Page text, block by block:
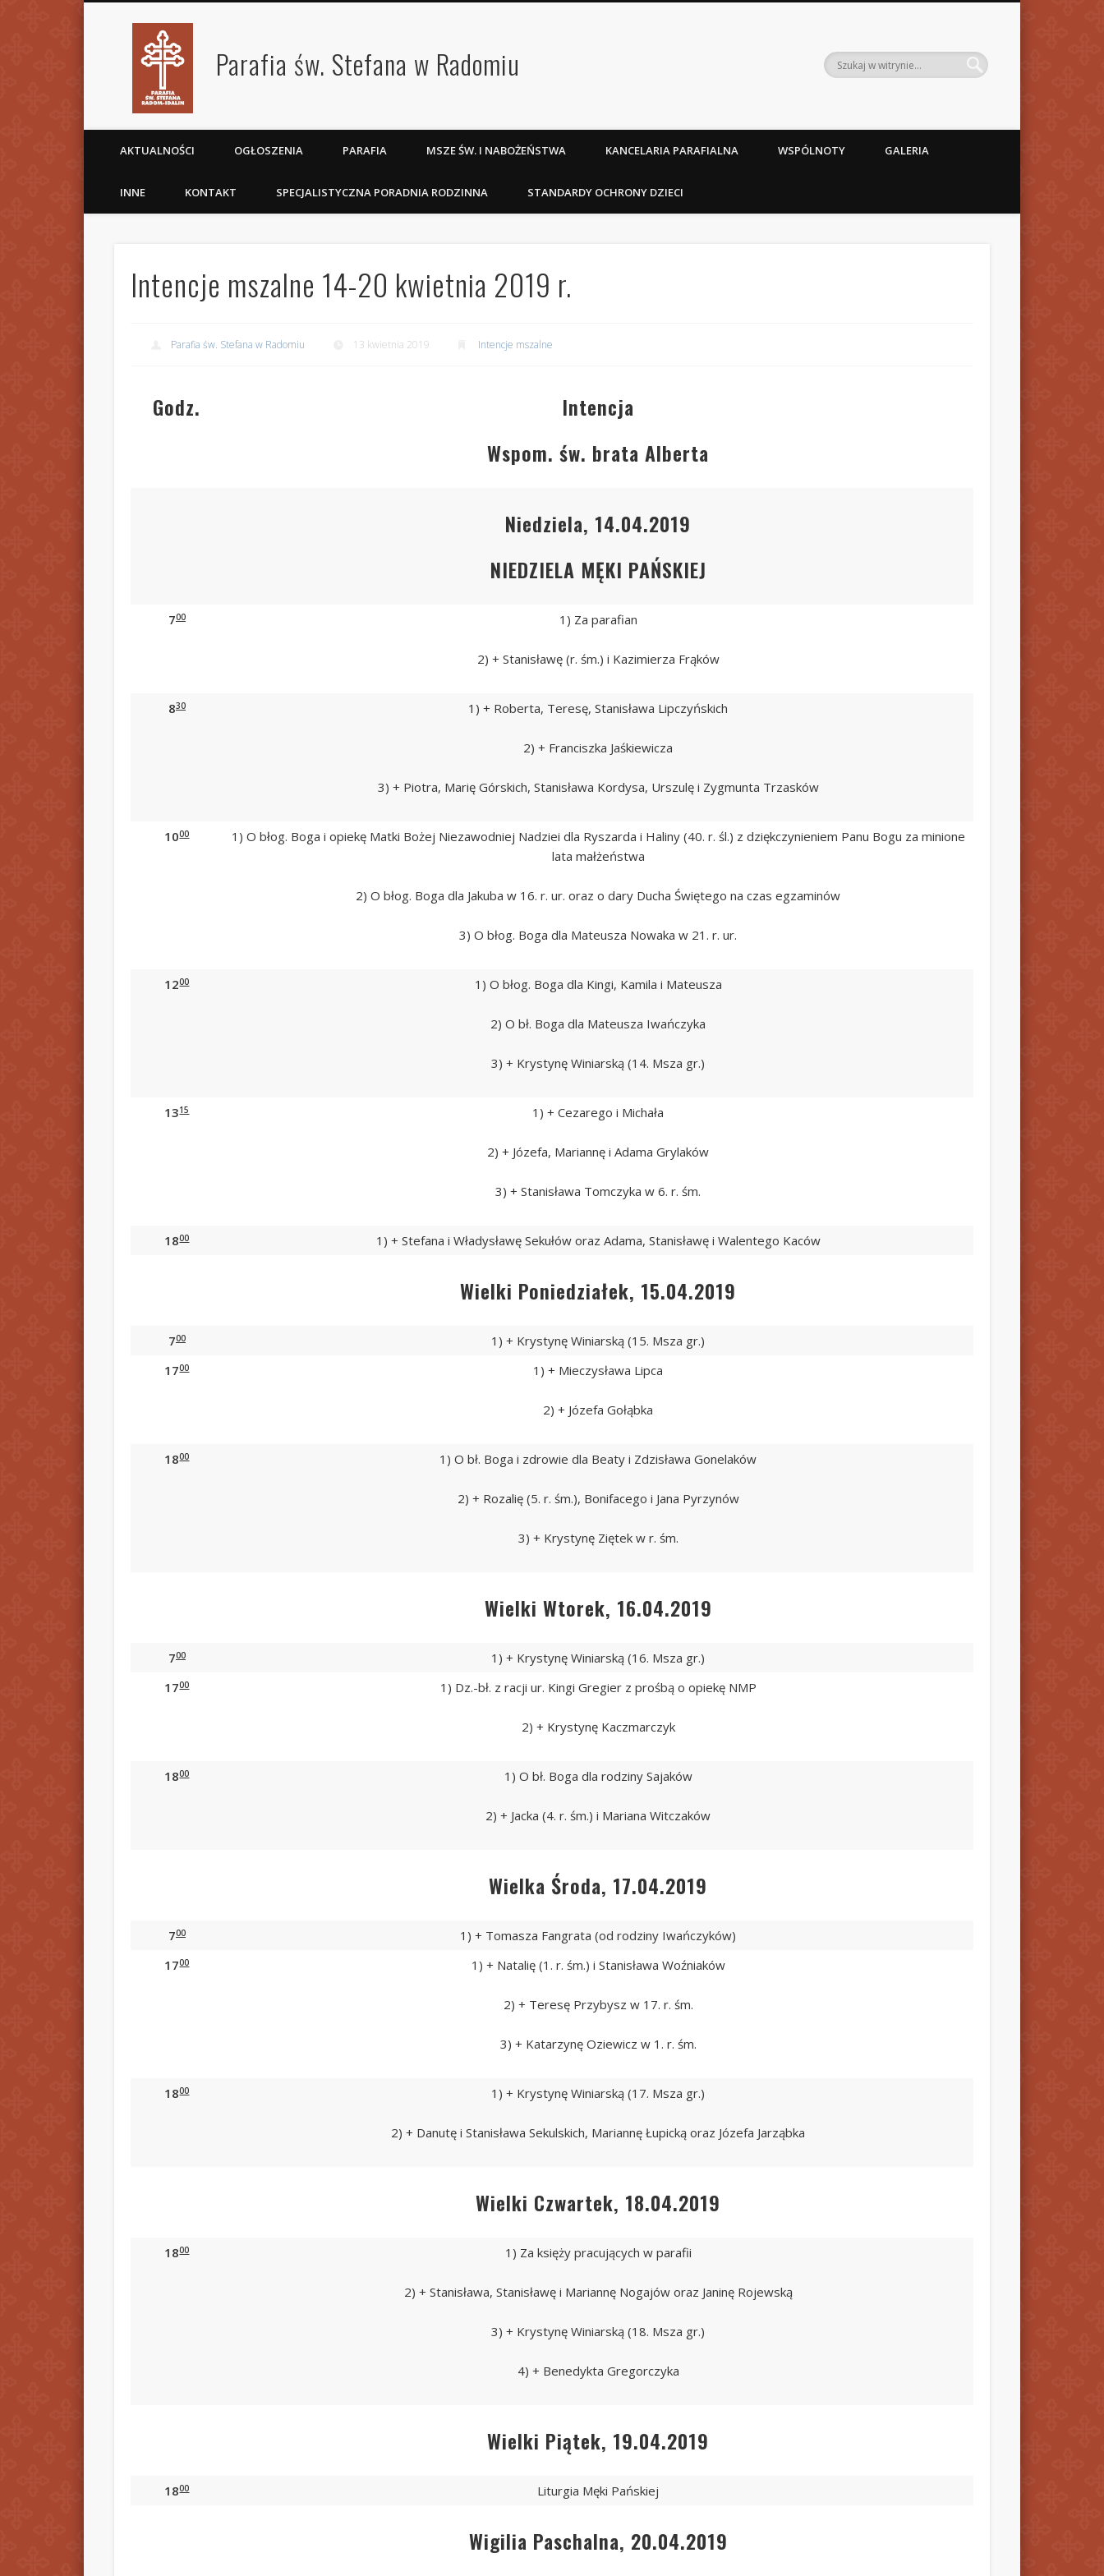
Parafia św. Stefana w Radomiu
AKTUALNOŚCI OGŁOSZENIA PARAFIA MSZE ŚW. I NABOŻEŃSTWA KANCELARIA PARAFIALNA WSPÓLNOTY GALERIA
INNE KONTAKT SPECJALISTYCZNA PORADNIA RODZINNA STANDARDY OCHRONY DZIECI
Intencje mszalne 14-20 kwietnia 2019 r.
Parafia św. Stefana w Radomiu 13 kwietnia 2019 Intencje mszalne
Godz.
Intencja
Wspom. św. brata Alberta
Niedziela, 14.04.2019
NIEDZIELA MĘKI PAŃSKIEJ
700 1) Za parafian
2) + Stanisławę (r. śm.) i Kazimierza Frąków
830 1) + Roberta, Teresę, Stanisława Lipczyńskich
2) + Franciszka Jaśkiewicza
3) + Piotra, Marię Górskich, Stanisława Kordysa, Urszulę i Zygmunta Trzasków
1000
1) O błog. Boga i opiekę Matki Bożej Niezawodniej Nadziei dla Ryszarda i Haliny (40. r. śl.) z dziękczynieniem Panu Bogu za minione
lata małżeństwa
2) O błog. Boga dla Jakuba w 16. r. ur. oraz o dary Ducha Świętego na czas egzaminów
3) O błog. Boga dla Mateusza Nowaka w 21. r. ur.
1200 1) O błog. Boga dla Kingi, Kamila i Mateusza
2) O bł. Boga dla Mateusza Iwańczyka
3) + Krystynę Winiarską (14. Msza gr.)
1315 1) + Cezarego i Michała
2) + Józefa, Mariannę i Adama Grylaków
3) + Stanisława Tomczyka w 6. r. śm.
1800 1) + Stefana i Władysławę Sekułów oraz Adama, Stanisławę i Walentego Kaców
Wielki Poniedziałek, 15.04.2019
700
1) + Krystynę Winiarską (15. Msza gr.)
1700 1) + Mieczysława Lipca
2) + Józefa Gołąbka
1800 1) O bł. Boga i zdrowie dla Beaty i Zdzisława Gonelaków
2) + Rozalię (5. r. śm.), Bonifacego i Jana Pyrzynów
3) + Krystynę Ziętek w r. śm.
Wielki Wtorek, 16.04.2019
700
1) + Krystynę Winiarską (16. Msza gr.)
1700 1) Dz.-bł. z racji ur. Kingi Gregier z prośbą o opiekę NMP
2) + Krystynę Kaczmarczyk
1800 1) O bł. Boga dla rodziny Sajaków
2) + Jacka (4. r. śm.) i Mariana Witczaków
Wielka Środa, 17.04.2019
700
1) + Tomasza Fangrata (od rodziny Iwańczyków)
1700 1) + Natalię (1. r. śm.) i Stanisława Woźniaków
2) + Teresę Przybysz w 17. r. śm.
3) + Katarzynę Oziewicz w 1. r. śm.
1800 1) + Krystynę Winiarską (17. Msza gr.)
2) + Danutę i Stanisława Sekulskich, Mariannę Łupicką oraz Józefa Jarząbka
Wielki Czwartek, 18.04.2019
1800 1) Za księży pracujących w parafii
2) + Stanisława, Stanisławę i Mariannę Nogajów oraz Janinę Rojewską
3) + Krystynę Winiarską (18. Msza gr.)
4) + Benedykta Gregorczyka
Wielki Piątek, 19.04.2019
1800 Liturgia Męki Pańskiej
Wigilia Paschalna, 20.04.2019